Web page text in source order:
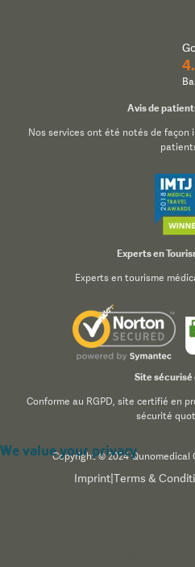
Avis de
Nos services ont été notés de façon
Experts en
Experts en tourisme
Site
Conforme au RGPD, site certifié en
sécurité
Copyright © 2024 Qunomedical
Imprint| Terms &
We value your privacy
We use cookies to enhance